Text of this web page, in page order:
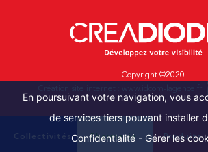
Collectivités Pharmacie Produits
Copyright ©2020
En poursuivant votre navigation, vous
de services tiers pouvant installer
Confidentialité - Gérer les